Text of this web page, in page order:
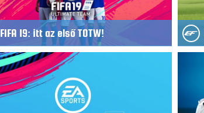
FIFA 19: itt az első TOTW!